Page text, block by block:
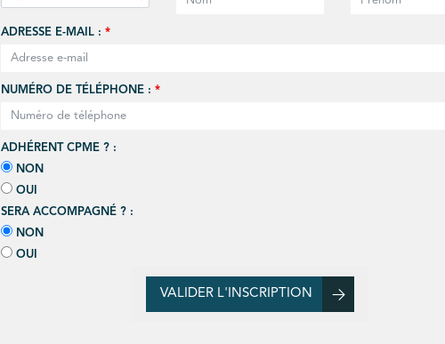
ADRESSE E-MAIL : *
NUMÉRO DE TÉLÉPHONE : *
ADHÉRENT CPME ? :
NON
OUI
SERA ACCOMPAGNÉ ? :
NON
OUI
VALIDER L'INSCRIPTION